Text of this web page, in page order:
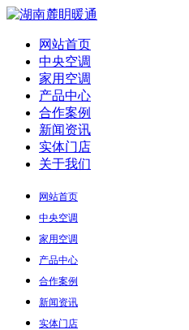
网站首页
中央空调
家用空调
产品中心
合作案例
新闻资讯
实体门店
关于我们
网站首页
中央空调
家用空调
产品中心
合作案例
新闻资讯
实体门店